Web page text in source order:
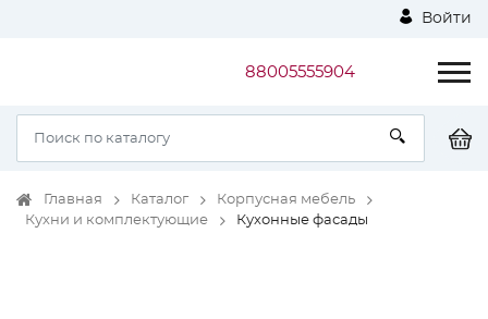
Войти
88005555904
Главная Каталог
Корпусная мебель
Кухни и комплектующие
Кухонные фасады